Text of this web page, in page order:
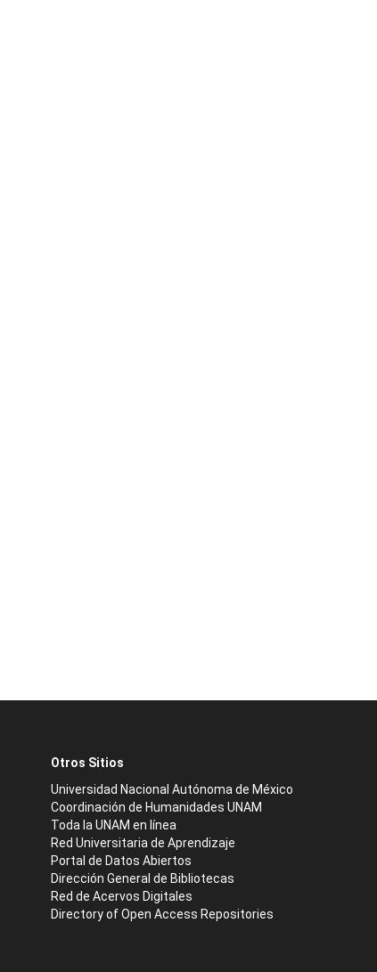
Otros Sitios
Universidad Nacional Autónoma de México
Coordinación de Humanidades UNAM
Toda la UNAM en línea
Red Universitaria de Aprendizaje
Portal de Datos Abiertos
Dirección General de Bibliotecas
Red de Acervos Digitales
Directory of Open Access Repositories